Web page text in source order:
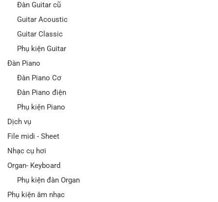
Đàn Guitar cũ
Guitar Acoustic
Guitar Classic
Phụ kiện Guitar
Đàn Piano
Đàn Piano Cơ
Đàn Piano điện
Phụ kiện Piano
Dịch vụ
File midi - Sheet
Nhạc cụ hơi
Organ- Keyboard
Phụ kiện đàn Organ
Phụ kiện âm nhạc